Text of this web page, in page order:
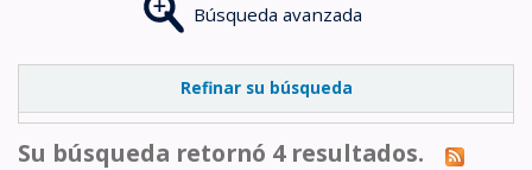
Búsqueda avanzada
Refinar su búsqueda
Su búsqueda retornó 4 resultados.